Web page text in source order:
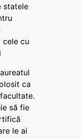
statele
cele cu
ca
să fie
le ai